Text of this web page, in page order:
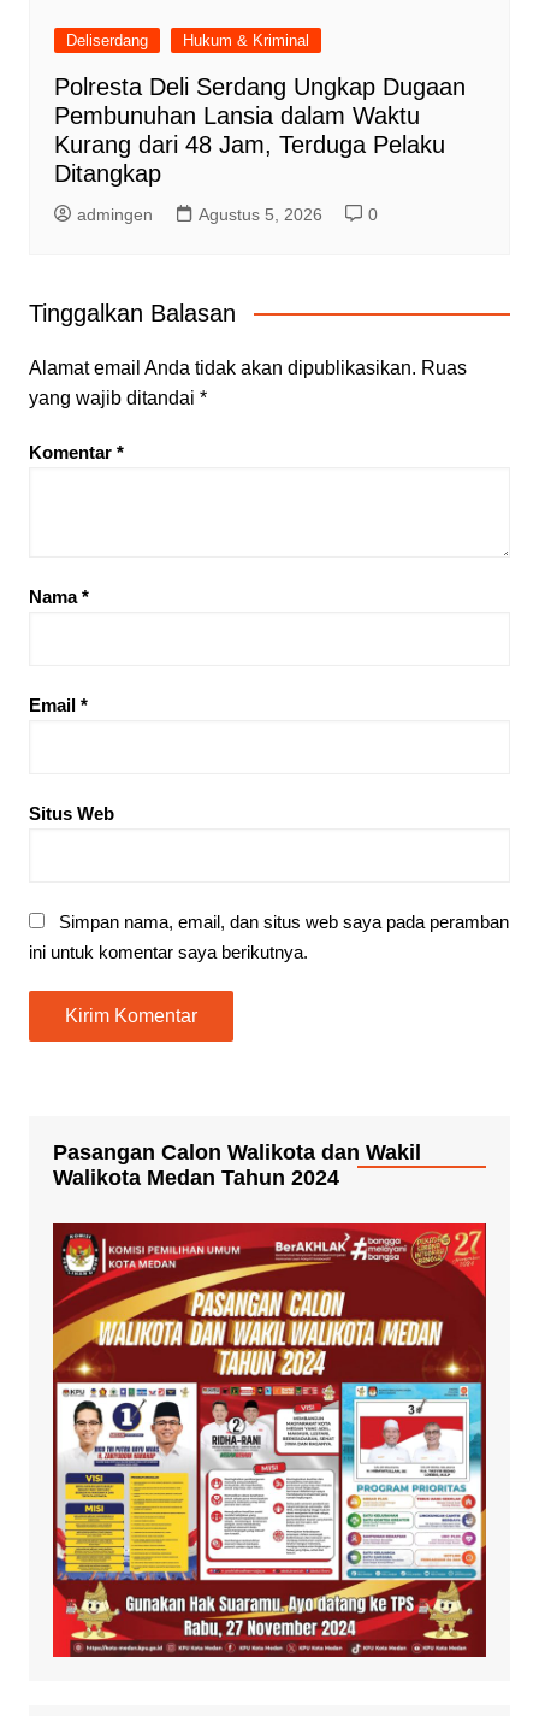
Deliserdang Hukum & Kriminal
Polresta Deli Serdang Ungkap Dugaan
Pembunuhan Lansia dalam Waktu
Kurang dari 48 Jam, Terduga Pelaku
Ditangkap
admingen Agustus 5, 2026 0
Tinggalkan Balasan
Alamat email Anda tidak akan dipublikasikan. Ruas
yang wajib ditandai *
Komentar *
Nama*
Email *
Situs Web
Simpan nama, email, dan situs web saya pada peramban
ini untuk komentar saya berikutnya.
Pasangan Calon Walikota dan Wakil
Walikota Medan Tahun 2024